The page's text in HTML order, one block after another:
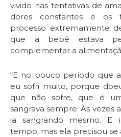
vivido nas tentativas de
dores constantes e os
processo extremamente
que a bebê estava
complementar a
“E no pouco período que
eu sofri muito, porque
que não sofre, que é
sangrava sempre. Às vezes
ia sangrando mesmo. E
tempo, mas ela precisou se